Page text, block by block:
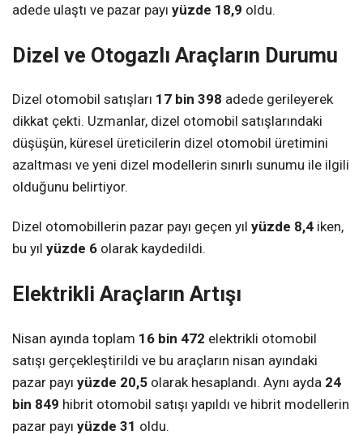
adede ulaştı ve pazar payı yüzde 18,9 oldu.
Dizel ve Otogazlı Araçların Durumu
Dizel otomobil satışları 17 bin 398 adede gerileyerek
dikkat çekti. Uzmanlar, dizel otomobil satışlarındaki
düşüşün, küresel üreticilerin dizel otomobil üretimini
azaltması ve yeni dizel modellerin sınırlı sunumu ile ilgili
olduğunu belirtiyor.
Dizel otomobillerin pazar payı geçen yıl yüzde 8,4 iken,
bu yıl yüzde 6 olarak kaydedildi.
Elektrikli Araçların Artışı
Nisan ayında toplam 16 bin 472 elektrikli otomobil
satışı gerçekleştirildi ve bu araçların nisan ayındaki
pazar payı yüzde 20,5 olarak hesaplandı. Aynı ayda 24
bin 849 hibrit otomobil satışı yapıldı ve hibrit modellerin
pazar payı yüzde 31 oldu.